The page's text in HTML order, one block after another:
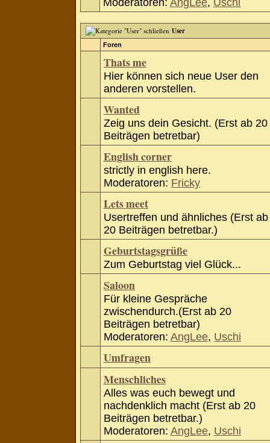
Moderatoren: AngLee, Uschi
User
Foren
Thats me
Hier können sich neue User den
anderen vorstellen.
Wanted
Zeig uns dein Gesicht. (Erst ab 20
Beiträgen betretbar)
English corner
strictly in english here.
Moderatoren: Fricky
Lets meet
Usertreffen und ähnliches (Erst ab
20 Beiträgen betretbar.)
Geburtstagsgrüße
Zum Geburtstag viel Glück...
Saloon
Für kleine Gespräche
zwischendurch.(Erst ab 20
Beiträgen betretbar)
Moderatoren: AngLee, Uschi
Umfragen
Menschliches
Alles was euch bewegt und
nachdenklich macht (Erst ab 20
Beiträgen betretbar.)
Moderatoren: AngLee, Uschi